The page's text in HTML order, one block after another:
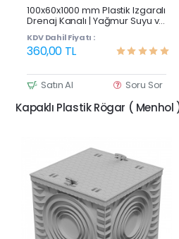
Çok Satan
100x60x1000 mm Plastik Izgaralı
Drenaj Kanalı | Yağmur Suyu ve
Havuz Kenarı Oluğu
KDV Dahil Fiyatı :
360,00 TL
Satın Al Soru Sor
Kapaklı Plastik Rögar (